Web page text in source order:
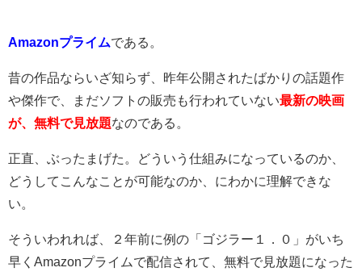
Amazonプライムである。
昔の作品ならいざ知らず、昨年公開されたばかりの話題作
や傑作で、まだソフトの販売も行われていない最新の映画
が、無料で見放題なのである。
正直、ぶったまげた。どういう仕組みになっているのか、
どうしてこんなことが可能なのか、にわかに理解できな
い。
そういわれれば、２年前に例の「ゴジラー１．０」がいち
早くAmazonプライムで配信されて、無料で見放題になった